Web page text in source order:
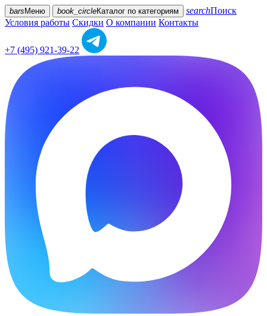
bars Меню book_circleКаталог по категориям searchПоиск
Условия работы Скидки О компании Контакты
+7 (495) 921-39-22